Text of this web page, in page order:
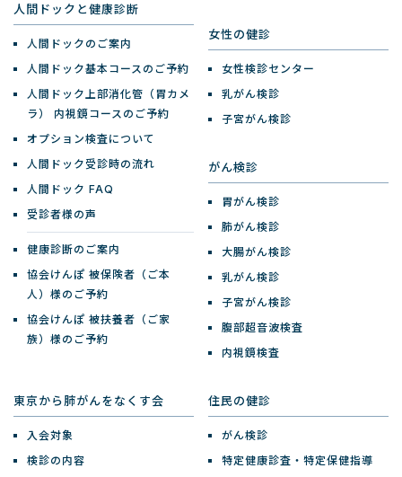
人間ドックと健康診断
人間ドックのご案内
人間ドック基本コースのご予約
人間ドック上部消化管（胃カメ
ラ）
内視鏡コースのご予約
オプション検査について
人間ドック受診時の流れ
人間ドック FAQ
受診者様の声
健康診断のご案内
協会けんぽ 被保険者（ご本
人）様のご予約
協会けんぽ 被扶養者（ご家
族）様のご予約
女性の健診
女性検診センター
乳がん検診
子宮がん検診
がん検診
胃がん検診
肺がん検診
大腸がん検診
乳がん検診
子宮がん検診
腹部超音波検査
内視鏡検査
東京から肺がんをなくす会
入会対象
検診の内容
住民の健診
がん検診
特定健康診査・特定保健指導